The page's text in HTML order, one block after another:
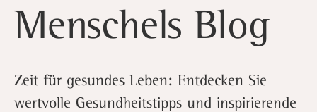
Menschels Blog
Zeit für gesundes Leben: Entdecken Sie
wertvolle Gesundheitstipps und inspirierende